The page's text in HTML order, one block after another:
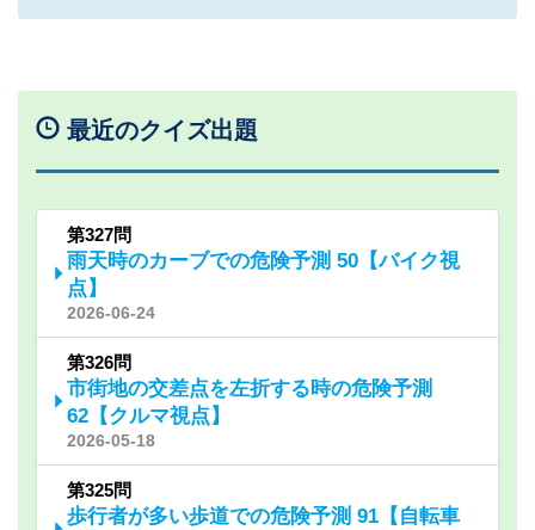
最近のクイズ出題
第327問
雨天時のカーブでの危険予測 50【バイク視
点】
2026-06-24
第326問
市街地の交差点を左折する時の危険予測
62【クルマ視点】
2026-05-18
第325問
歩行者が多い歩道での危険予測 91【自転車